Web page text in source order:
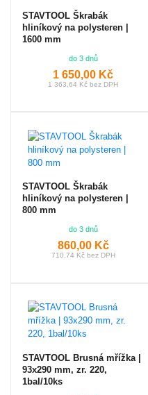
STAVTOOL Škrabák
hliníkový na polysteren |
1600 mm
do 3 dnů
1 650,00 Kč
1 363,64 Kč bez DPH
STAVTOOL Škrabák
hliníkový na polysteren |
800 mm
do 3 dnů
860,00 Kč
710,74 Kč bez DPH
STAVTOOL Brusná mřížka |
93x290 mm, zr. 220,
1bal/10ks